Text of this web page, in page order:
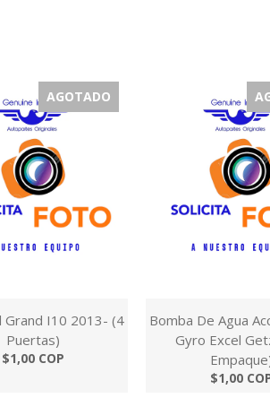
AGOTADO
Grand I10 2013- (4
Puertas)
$1,00 COP
Bomba De Agua
Gyro Excel
$1,00